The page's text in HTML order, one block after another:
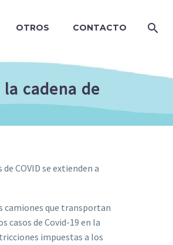
OTROS CONTACTO
cadena de
COVID se extienden a
camiones que transportan
casos de Covid-19 en la
impuestas a los